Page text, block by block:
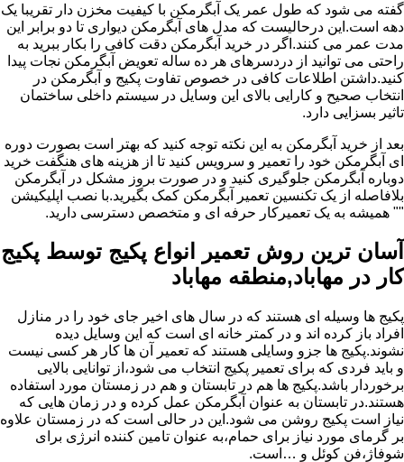
گفته می شود که طول عمر یک آبگرمکن با کیفیت مخزن دار تقریبا یک
دهه است.این درحالیست که مدل های آبگرمکن دیواری تا دو برابر این
مدت عمر می کنند.اگر در خرید آبگرمکن دقت کافی را بکار ببرید به
راحتی می توانید از دردسرهای هر ده ساله تعویض آبگرمکن نجات پیدا
کنید.داشتن اطلاعات کافی در خصوص تفاوت پکیج و آبگرمکن در
انتخاب صحیح و کارایی بالای این وسایل در سیستم داخلی ساختمان
تاثیر بسزایی دارد.
بعد از خرید آبگرمکن به این نکته توجه کنید که بهتر است بصورت دوره
ای آبگرمکن خود را تعمیر و سرویس کنید تا از هزینه های هنگفت خرید
دوباره آبگرمکن جلوگیری کنید و در صورت بروز مشکل در آبگرمکن
بلافاصله از یک تکنسین تعمیر آبگرمکن کمک بگیرید.با نصب اپلیکیشن
"" همیشه به یک تعمیرکار حرفه ای و متخصص دسترسی دارید.
آسان ترین روش تعمیر انواع پکیج توسط پکیج
کار در مهاباد,منطقه مهاباد
پکیج ها وسیله ای هستند که در سال های اخیر جای خود را در منازل
افراد باز کرده اند و در کمتر خانه ای است که این وسایل دیده
نشوند.پکیج ها جزو وسایلی هستند که تعمیر آن ها کار هر کسی نیست
و باید فردی که برای تعمیر پکیج انتخاب می شود،از توانایی بالایی
برخوردار باشد.پکیج ها هم در تابستان و هم در زمستان مورد استفاده
هستند.در تابستان به عنوان آبگرمکن عمل کرده و در زمان هایی که
نیاز است پکیج روشن می شود.این در حالی است که در زمستان علاوه
بر گرمای مورد نیاز برای حمام،به عنوان تامین کننده انرژی برای
شوفاژ،فن کوئل و …است.